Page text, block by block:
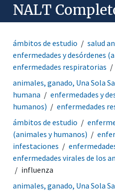
NALT
ámbitos de estudio
salud
enfermedades y desórdenes
enfermedades respiratorias
animales, ganado, Una Sola
humana
enfermedades y
humanos)
enfermedades
ámbitos de estudio
(animales y humanos)
infestaciones
enfermedades virales de los
influenza
animales, ganado, Una Sola